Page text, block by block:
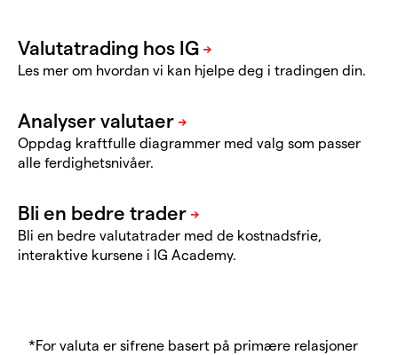
Les mer om hvordan vi kan hjelpe deg i tradingen din.
Oppdag kraftfulle diagrammer med valg som passer
alle ferdighetsnivåer.
Bli en bedre valutatrader med de kostnadsfrie,
interaktive kursene i IG Academy.
*For valuta er sifrene basert på primære relasjoner